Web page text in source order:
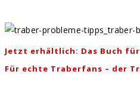
Jetzt erhältlich: Das Buch
Für echte Traberfans – der